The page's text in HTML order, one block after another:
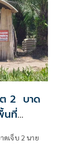
ต 2 บาด
นที่
ดเจ็บ 2 นาย